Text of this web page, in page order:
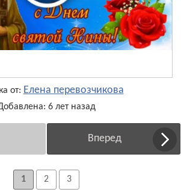
от: Елена перевозчикова
6 лет назад
Вперед
1 2 3